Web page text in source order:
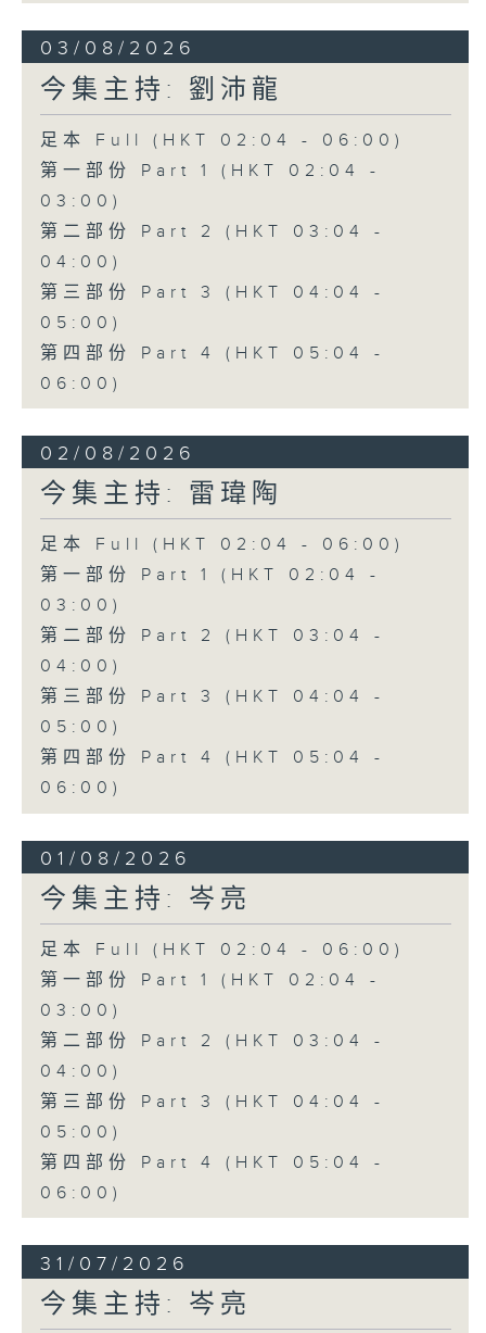
03/08/2026
今集主持: 劉沛龍
足本 Full (HKT 02:04 - 06:00)
第一部份 Part 1 (HKT 02:04 -
03:00)
第二部份 Part 2 (HKT 03:04 -
04:00)
第三部份 Part 3 (HKT 04:04 -
05:00)
第四部份 Part 4 (HKT 05:04 -
06:00)
02/08/2026
今集主持: 雷瑋陶
足本 Full (HKT 02:04 - 06:00)
第一部份 Part 1 (HKT 02:04 -
03:00)
第二部份 Part 2 (HKT 03:04 -
04:00)
第三部份 Part 3 (HKT 04:04 -
05:00)
第四部份 Part 4 (HKT 05:04 -
06:00)
01/08/2026
今集主持: 岑亮
足本 Full (HKT 02:04 - 06:00)
第一部份 Part 1 (HKT 02:04 -
03:00)
第二部份 Part 2 (HKT 03:04 -
04:00)
第三部份 Part 3 (HKT 04:04 -
05:00)
第四部份 Part 4 (HKT 05:04 -
06:00)
31/07/2026
今集主持: 岑亮